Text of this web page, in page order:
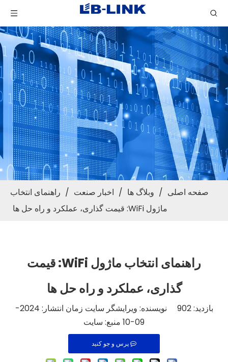
صفحه اصلی / وبلاگ ها / اخبار صنعت / راهنمای انتخاب
ماژول WiFi: قیمت گذاری، عملکرد و راه حل ها
راهنمای انتخاب ماژول WiFi: قیمت
گذاری، عملکرد و راه حل ها
بازدید:902
نویسنده: ویرایشگر سایت زمان انتشار: 2024-
09-10 منبع:
سایت
پرس و جو کنید